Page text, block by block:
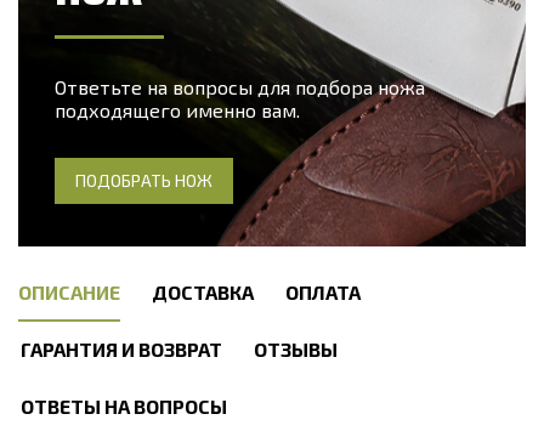
Ответьте на вопросы для подбора ножа
подходящего именно вам.
ПОДОБРАТЬ НОЖ
ОПИСАНИЕ ДОСТАВКА ОПЛАТА
ГАРАНТИЯ И ВОЗВРАТ ОТЗЫВЫ
ОТВЕТЫ НА ВОПРОСЫ